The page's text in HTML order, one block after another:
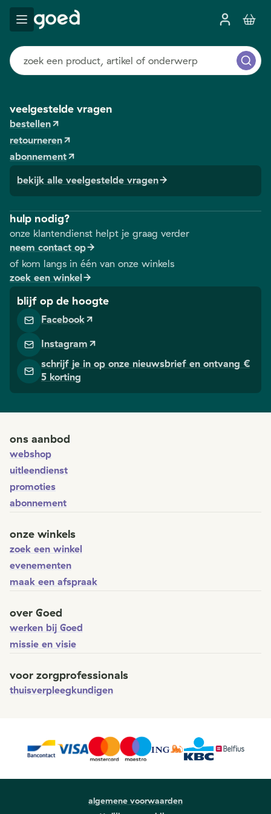
veelgestelde vragen
bestellen
retourneren
abonnement
bekijk alle veelgestelde vragen
hulp nodig?
onze klantendienst helpt je graag verder
neem contact op
of kom langs in één van onze winkels
zoek een winkel
blijf op de hoogte
Facebook
Instagram
schrijf je in op onze nieuwsbrief en ontvang €
5 korting
ons aanbod
webshop
uitleendienst
promoties
abonnement
onze winkels
zoek een winkel
evenementen
maak een afspraak
over Goed
werken bij Goed
missie en visie
voor zorgprofessionals
thuisverpleegkundigen
algemene voorwaarden